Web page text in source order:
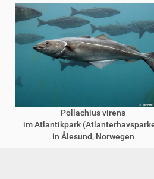
Pollachius virens
im Atlantikpark
in Ålesund, Norwegen